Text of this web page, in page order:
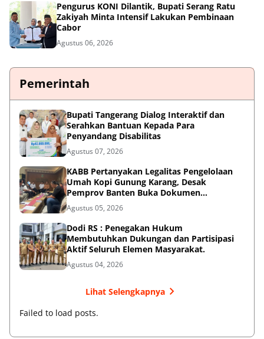
Pengurus KONI Dilantik, Bupati Serang Ratu
Zakiyah Minta Intensif Lakukan Pembinaan
Cabor
Agustus 06, 2026
Pemerintah
Bupati Tangerang Dialog Interaktif dan
Serahkan Bantuan Kepada Para
Penyandang Disabilitas
Agustus 07, 2026
KABB Pertanyakan Legalitas Pengelolaan
Umah Kopi Gunung Karang, Desak
Pemprov Banten Buka Dokumen
Pengelolaan Aset
Agustus 05, 2026
Dodi RS : Penegakan Hukum
Membutuhkan Dukungan dan Partisipasi
Aktif Seluruh Elemen Masyarakat.
Agustus 04, 2026
Lihat Selengkapnya
Failed to load posts.